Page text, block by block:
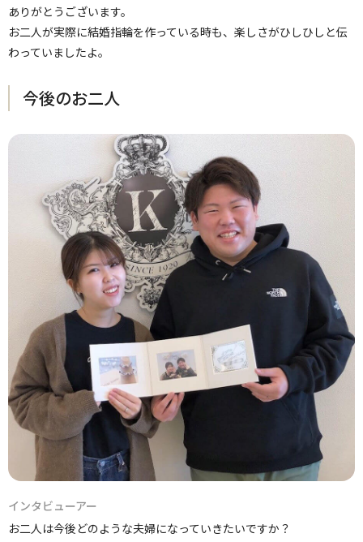
ありがとうございます。
お二人が実際に結婚指輪を作っている時も、楽しさがひしひしと伝
わっていましたよ。
今後のお二人
インタビューアー
お二人は今後どのような夫婦になっていきたいですか？